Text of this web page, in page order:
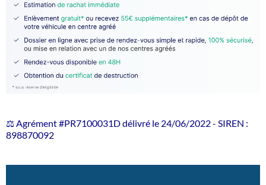
⚖️ Agrément #PR7100031D délivré le 24/06/2022 - SIREN :
898870092